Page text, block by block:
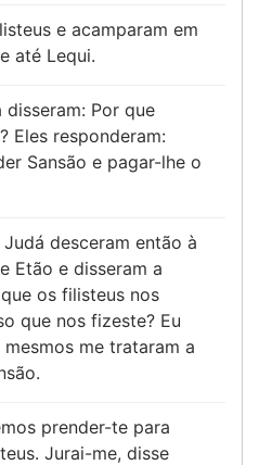
e acamparam em
até Lequi.
disseram: Por que
Eles responderam:
Sansão e pagar-lhe o
desceram então à
Etão e disseram a
os filisteus nos
que nos fizeste? Eu
me trataram a
prender-te para
Jurai-me, disse